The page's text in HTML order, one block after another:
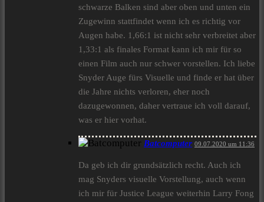
schwarze Balken sind aber oben und unten ein
Zugewinn stattfindet wenn ich es richtig vor
Augen habe. 1,66:1 ist nicht sehr verbreitet aber
1,33:1 als finales Format kann ich mir für so
einen Film auch nur schwer vorstellen. Ich liebe
Snyder Auge fürs Visuelle und finde er hat über
die Jahre nichts verloren, eher noch
dazugewonnen, daher vertraue ich voll darauf,
was er hier vorhat.
Batcomputer 09.07.2020 um 11:36
Da geb ich dir grundsätzlich recht. Auch ich
mag Snyders visuelle Vorstellung, auch wenn
ich mir für Justice League weiterhin Larry Fong